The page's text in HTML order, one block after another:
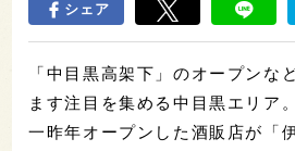
シェア
「中目黒高架下」のオープンな
ます注目を集める中目黒エリア
一昨年オープンした酒販店が「